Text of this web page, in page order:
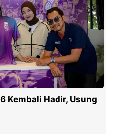
Kembali Hadir, Usung